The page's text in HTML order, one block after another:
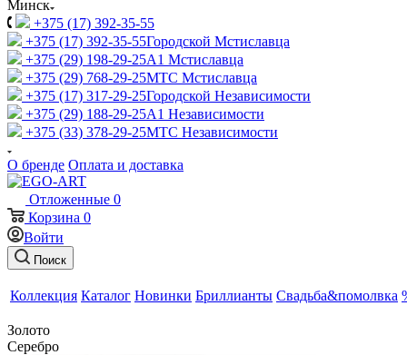
Минск
+375 (17) 392-35-55
+375 (17) 392-35-55Городской Мстиславца
+375 (29) 198-29-25A1 Мстиславца
+375 (29) 768-29-25МТС Мстиславца
+375 (17) 317-29-25Городской Независимости
+375 (29) 188-29-25A1 Независимости
+375 (33) 378-29-25МТС Независимости
О бренде Оплата и доставка
Отложенные 0
Корзина 0
Войти
Поиск
Коллекция Каталог Новинки Бриллианты Свадьба&помолвка
Золото
Серебро